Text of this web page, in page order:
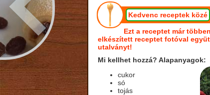
Kedvenc receptek közé
Ezt a receptet már
elkészített receptet fotóval
utalványt!
Mi kellhet hozzá? Alapanyagok:
cukor
só
tojás